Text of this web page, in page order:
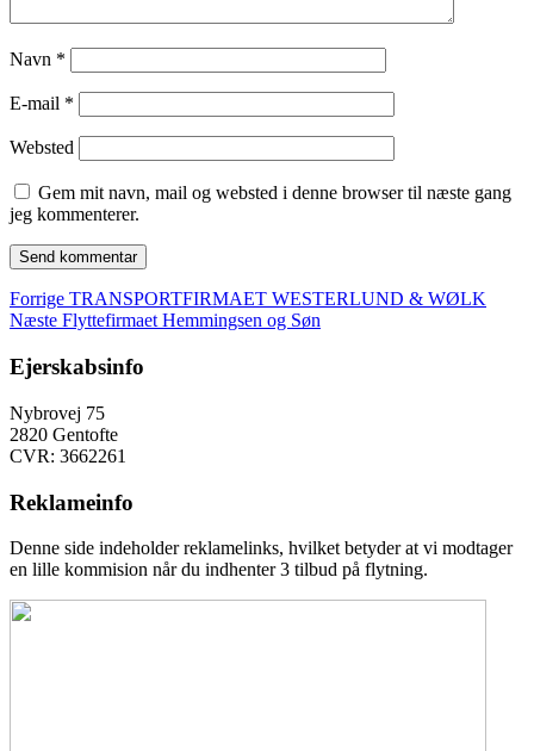
Navn *
E-mail *
Websted
Gem mit navn, mail og websted i denne browser til næste gang
jeg kommenterer.
Indlægsnavigation
Forrige Forrige
indlæg:
TRANSPORTFIRMAET WESTERLUND & WØLK
Næste Næste
Flyttefirmaet Hemmingsen og Søn
Ejerskabsinfo
Nybrovej 75
2820 Gentofte
CVR: 3662261
Reklameinfo
Denne side indeholder reklamelinks, hvilket betyder at vi modtager
en lille kommision når du indhenter 3 tilbud på flytning.